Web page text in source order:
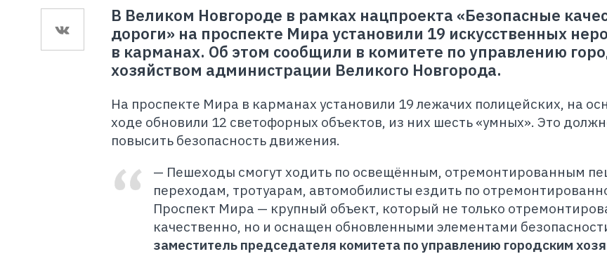
В Великом Новгороде в рамках нацпроекта «Безопасные
дороги» на проспекте Мира установили 19 искусственных
в карманах. Об этом сообщили в комитете по управлению
хозяйством администрации Великого Новгорода.
На проспекте Мира в карманах установили 19 лежачих полицейских, на
ходе обновили 12 светофорных объектов, из них шесть «умных». Это
повысить безопасность движения.
— Пешеходы смогут ходить по освещённым, отремонтированным
переходам, тротуарам, автомобилисты ездить по
Проспект Мира — крупный объект, который не только
качественно, но и оснащен обновленными элементами
заместитель председателя комитета по управлению городским